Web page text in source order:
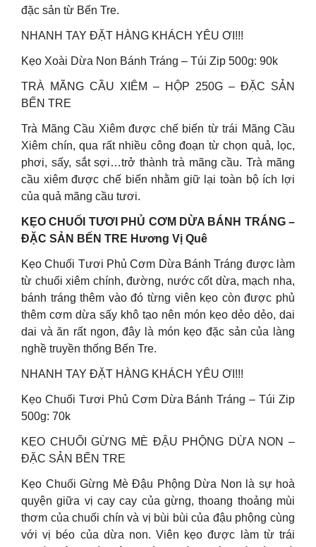
đặc sản từ Bến Tre.
NHANH TAY ĐẶT HÀNG KHÁCH YÊU ƠI!!!
Kẹo Xoài Dừa Non Bánh Tráng – Túi Zip 500g: 90k
TRÀ MÃNG CẦU XIÊM – HỘP 250G – ĐẶC SẢN
BẾN TRE
Trà Mãng Cầu Xiêm được chế biến từ trái Mãng Cầu
Xiêm chín, qua rất nhiều công đoạn từ chọn quả, lọc,
phơi, sấy, sắt sợi…trở thành trà mãng cầu. Trà mãng
cầu xiêm được chế biến nhằm giữ lại toàn bộ ích lợi
của quả mãng cầu tươi.
KẸO CHUỐI TƯƠI PHỦ CƠM DỪA BÁNH TRÁNG –
ĐẶC SẢN BẾN TRE Hương Vị Quê
Kẹo Chuối Tươi Phủ Cơm Dừa Bánh Tráng được làm
từ chuối xiêm chính, đường, nước cốt dừa, mạch nha,
bánh tráng thêm vào đó từng viên kẹo còn được phủ
thêm cơm dừa sấy khô tạo nên món kẹo dẻo dẻo, dai
dai và ăn rất ngon, đây là món kẹo đặc sản của làng
nghề truyền thống Bến Tre.
NHANH TAY ĐẶT HÀNG KHÁCH YÊU ƠI!!!
Kẹo Chuối Tươi Phủ Cơm Dừa Bánh Tráng – Túi Zip
500g: 70k
KẸO CHUỐI GỪNG MÈ ĐẬU PHỘNG DỪA NON –
ĐẶC SẢN BẾN TRE
Kẹo Chuối Gừng Mè Đậu Phộng Dừa Non là sự hoà
quyện giữa vị cay cay của gừng, thoang thoảng mùi
thơm của chuối chín và vị bùi bùi của đậu phộng cùng
với vị béo của dừa non. Viên kẹo được làm từ trái